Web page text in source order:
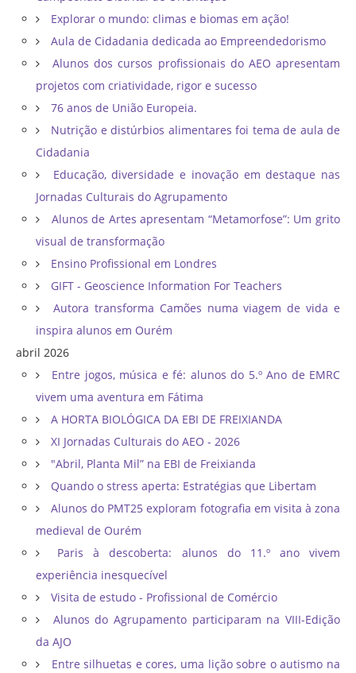
Explorar o mundo: climas e biomas em ação!
Aula de Cidadania dedicada ao Empreendedorismo
Alunos dos cursos profissionais do AEO apresentam
projetos com criatividade, rigor e sucesso
76 anos de União Europeia.
Nutrição e distúrbios alimentares foi tema de aula de
Cidadania
Educação, diversidade e inovação em destaque nas
Jornadas Culturais do Agrupamento
Alunos de Artes apresentam “Metamorfose”: Um grito
visual de transformação
Ensino Profissional em Londres
GIFT - Geoscience Information For Teachers
Autora transforma Camões numa viagem de vida e
inspira alunos em Ourém
abril 2026
Entre jogos, música e fé: alunos do 5.º Ano de EMRC
vivem uma aventura em Fátima
A HORTA BIOLÓGICA DA EBI DE FREIXIANDA
XI Jornadas Culturais do AEO - 2026
"Abril, Planta Mil” na EBI de Freixianda
Quando o stress aperta: Estratégias que Libertam
Alunos do PMT25 exploram fotografia em visita à zona
medieval de Ourém
Paris à descoberta: alunos do 11.º ano vivem
experiência inesquecível
Visita de estudo - Profissional de Comércio
Alunos do Agrupamento participaram na VIII-Edição
da AJO
Entre silhuetas e cores, uma lição sobre o autismo na